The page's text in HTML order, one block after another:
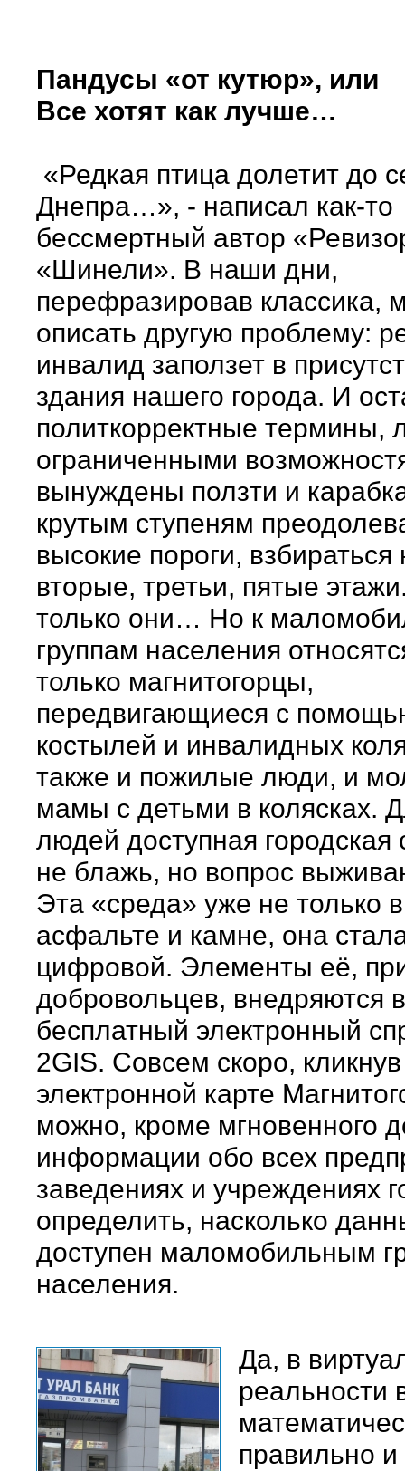
Пандусы «от кутюр», или
Все хотят как лучше…
«Редкая птица долетит до
Днепра…», - написал как-то
бессмертный автор
«Шинели». В наши дни,
перефразировав классика,
описать другую проблему:
инвалид заползет в
здания нашего города. И
политкорректные термины,
ограниченными
вынуждены ползти и
крутым ступеням
высокие пороги, взбираться
вторые, третьи, пятые
только они… Но к
группам населения
только магнитогорцы,
передвигающиеся с
костылей и инвалидных
также и пожилые люди, и
мамы с детьми в колясках.
людей доступная городская
не блажь, но вопрос
Эта «среда» уже не только
асфальте и камне, она
цифровой. Элементы её,
добровольцев, внедряются в
бесплатный электронный
2GIS. Совсем скоро,
электронной карте
можно, кроме мгновенного
информации обо всех
заведениях и учреждениях
определить, насколько
доступен маломобильным
населения.
Да, в
реальности
правильно и